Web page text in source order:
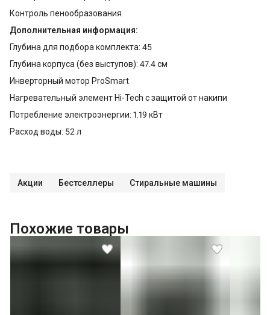
Контроль пенообразования
Дополнительная информация:
Глубина для подбора комплекта: 45
Глубина корпуса (без выступов): 47.4 см
Инверторный мотор ProSmart
Нагревательный элемент Hi-Tech с защитой от накипи
Потребление электроэнергии: 1.19 кВт
Расход воды: 52 л
Акции Бестселлеры Стиральные машины
Похожие товары